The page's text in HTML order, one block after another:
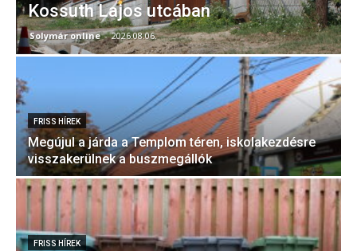
Kossuth Lajos utcában
Solymár online - 2026.08.06.
FRISS HÍREK
Megújul a járda a Templom téren, iskolakezdésre
visszakerülnek a buszmegállók
FRISS HÍREK